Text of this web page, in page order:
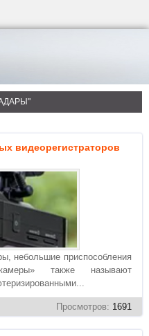
видеорегистраторов
небольшие приспособления
также называют
Просмотров: 1691